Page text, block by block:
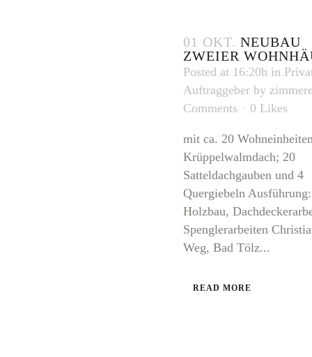
01 OKT. NEUBAU
ZWEIER
Posted at 16:20h in
Auftraggeber by
Comments
0 Likes
mit ca. 20
Krüppelwalmdach; 20
Satteldachgauben und 4
Quergiebeln Ausführung:
Holzbau,
Spenglerarbeiten
Weg, Bad Tölz...
READ MORE